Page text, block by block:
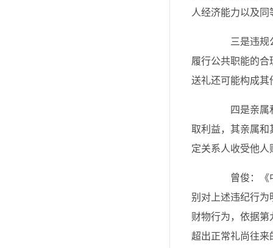
人经济能力以及
三是违规公
履行公共职能的
送礼还可能构成其
四是亲属和
取利益，其亲属和
定关系人收受他
曾俊：《中
别对上述违纪行
财物行为，依据
超出正常礼尚往来